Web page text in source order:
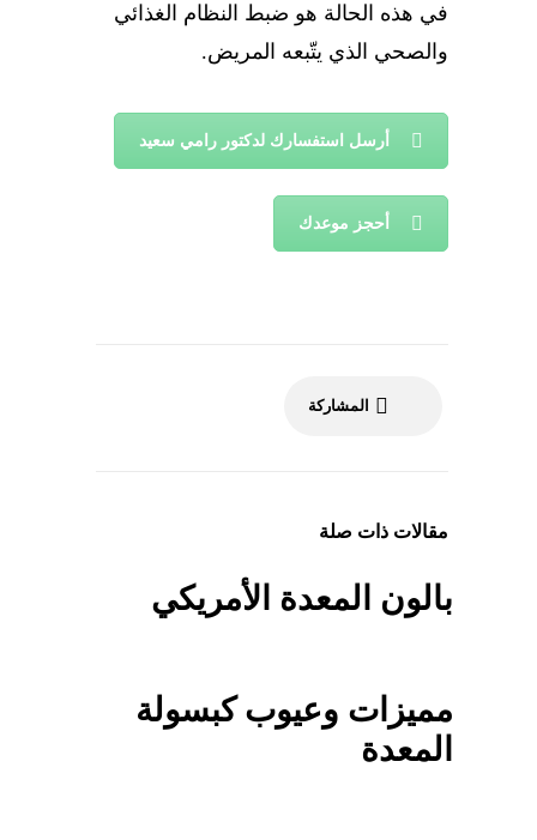
في هذه الحالة هو ضبط النظام الغذائي
والصحي الذي يتّبعه المريض.
أرسل استفسارك لدكتور رامي سعيد
أحجز موعدك
المشاركة
مقالات ذات صلة
بالون المعدة الأمريكي
مميزات وعيوب كبسولة
المعدة